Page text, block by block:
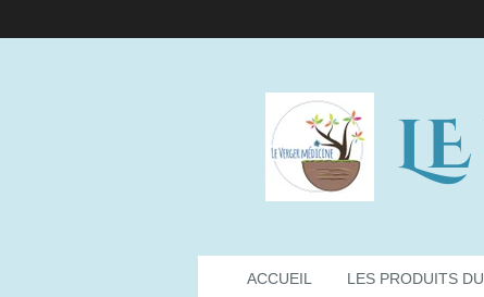
au
ACCUEIL LES PRODUITS